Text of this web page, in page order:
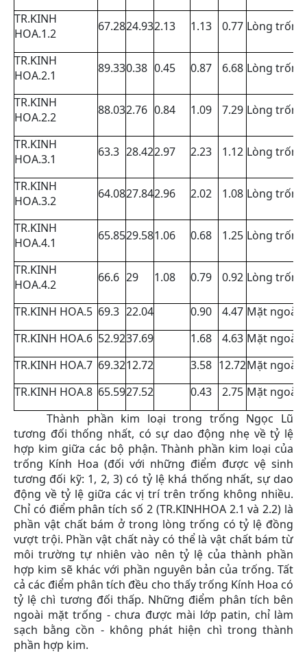
TR.KINH
HOA.1.2
67.2824.932.13 1.13 0.77 Lòng
TR.KINH
HOA.2.1
89.330.38 0.45 0.87 6.68 Lòng
TR.KINH
HOA.2.2
88.032.76 0.84 1.09 7.29 Lòng
TR.KINH
HOA.3.1
63.3 28.422.97 2.23 1.12 Lòng
TR.KINH
HOA.3.2
64.0827.842.96 2.02 1.08 Lòng
TR.KINH
HOA.4.1
65.8529.581.06 0.68 1.25 Lòng
TR.KINH
HOA.4.2
66.6 29 1.08 0.79 0.92 Lòng
TR.KINH HOA.5 69.3 22.04 0.90 4.47 Mặt
TR.KINH HOA.6 52.9237.69 1.68 4.63 Mặt
TR.KINH HOA.7 69.3212.72 3.58 12.72Mặt ngoài,
TR.KINH HOA.8 65.5927.52 0.43 2.75 Mặt ngoài,
Thành phần kim loại trong trống Ngọc Lũ
tương đối thống nhất, có sự dao động nhẹ về tỷ lệ
hợp kim giữa các bộ phận. Thành phần kim loại của
trống Kính Hoa (đối với những điểm được vệ sinh
tương đối kỹ: 1, 2, 3) có tỷ lệ khá thống nhất, sự dao
động về tỷ lệ giữa các vị trí trên trống không nhiều.
Chỉ có điểm phân tích số 2 (TR.KINHHOA 2.1 và 2.2) là
phần vật chất bám ở trong lòng trống có tỷ lệ đồng
vượt trội. Phần vật chất này có thể là vật chất bám từ
môi trường tự nhiên vào nên tỷ lệ của thành phần
hợp kim sẽ khác với phần nguyên bản của trống. Tất
cả các điểm phân tích đều cho thấy trống Kính Hoa có
tỷ lệ chì tương đối thấp. Những điểm phân tích bên
ngoài mặt trống - chưa được mài lớp patin, chỉ làm
sạch bằng cồn - không phát hiện chì trong thành
phần hợp kim.